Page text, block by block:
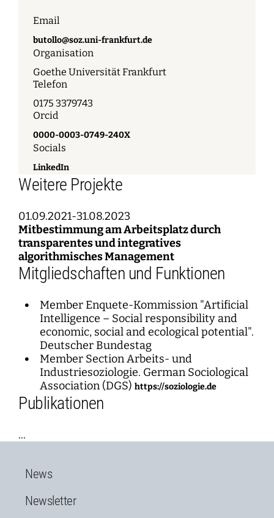
Email
butollo@soz.uni-frankfurt.de
Organisation
Goethe Universität Frankfurt
Telefon
0175 3379743
Orcid
0000-0003-0749-240X
Socials
LinkedIn
Weitere Projekte
01.09.2021-31.08.2023
Mitbestimmung am Arbeitsplatz durch
transparentes und integratives
algorithmisches Management
Mitgliedschaften und Funktionen
Member Enquete-Kommission "Artificial
Intelligence – Social responsibility and
economic, social and ecological potential".
Deutscher Bundestag
Member Section Arbeits- und
Industriesoziologie. German Sociological
Association (DGS) https://soziologie.de
Publikationen
...
News
Newsletter